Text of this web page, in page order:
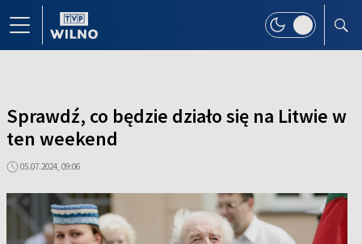
Sprawdź, co będzie działo się na Litwie w
ten weekend
05.07.2024, 09:06